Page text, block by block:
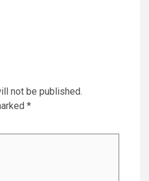
not be published.
*